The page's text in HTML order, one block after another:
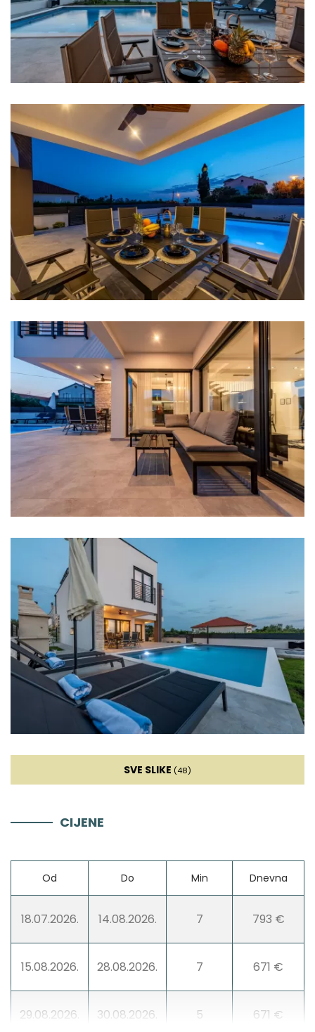
Kupaonice
Kupaonica 1: en suite, umivaonik, wc, tuš
Kupaonica 2: en suite, umivaonik, wc, tuš
Kupaonica 3: umivaonik, wc, kada
Kupaonica 4: umivaonik, wc, tuš
Perilica rublja
Sušilo za kosu
Pegla za robu
Ručnici
Kuhinja
Štednjak
Pećnica
Frižider
Mikrovalna
Kuhalo za vodu
Toster
Perilica suđa
Ledomat
Aparat za kavu
Dnevna soba
Kauč
TV
SVE SLIKE (48)
CIJENE
Od Do Min Dnevna
18.07.2026. 14.08.2026. 7 793 €
15.08.2026. 28.08.2026. 7 671 €
29.08.2026. 30.08.2026. 5 671 €